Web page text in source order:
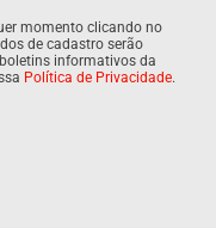
momento clicando no
de cadastro serão
informativos da
Política de Privacidade.